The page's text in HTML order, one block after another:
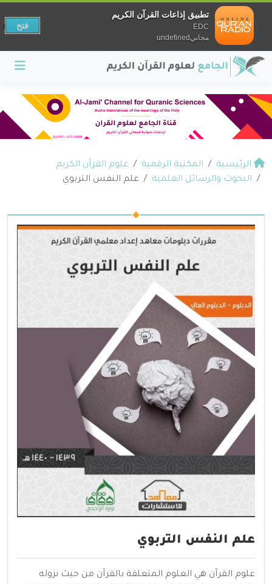
الرئيسية المكتبة الرقمية
علوم القرآن الكريم
البحوث والرسائل العلمية
علم النفس التربوي
علم النفس التربوي
علوم القرآن هي العلوم المتعلقة بالقرآن من حيث نزوله
تطبيق إذاعات القرآن الكريم
EDC
مجانيundefined
فتح